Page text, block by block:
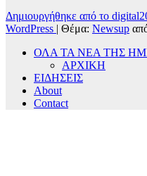
Δημιουργήθηκε από το
WordPress | Θέμα: Newsup
ΟΛΑ ΤΑ ΝΕΑ ΤΗΣ
ΑΡΧΙΚΗ
ΕΙΔΗΣΕΙΣ
About
Contact